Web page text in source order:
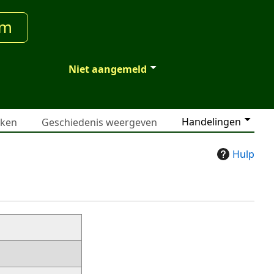
Niet aangemeld
Handelingen
Geschiedenis weergeven
Hulp